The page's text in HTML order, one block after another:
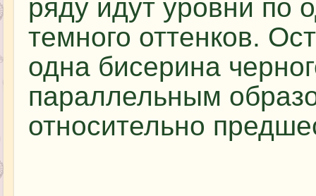
ряду идут уровни по
темного оттенков.
одна бисерина
параллельным
относительно